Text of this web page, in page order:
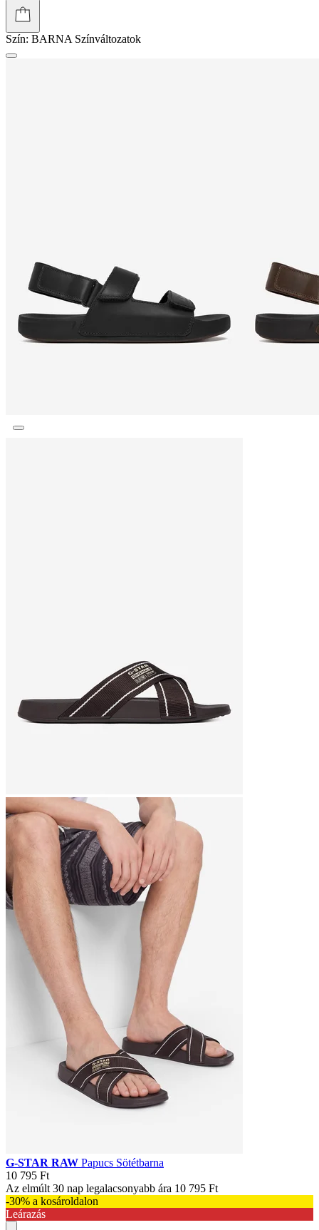
Szín: BARNA Színváltozatok
G-STAR RAW Papucs Sötétbarna
10 795 Ft
Az elmúlt 30 nap legalacsonyabb ára 10 795 Ft
-30% a kosároldalon
Leárazás